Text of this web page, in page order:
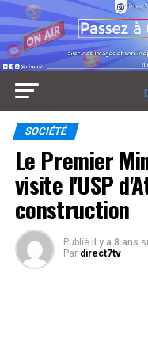
SOCIÉTÉ
Le Premier
visite l'USP
construction
Publié il y a 8 ans
Par direct7tv